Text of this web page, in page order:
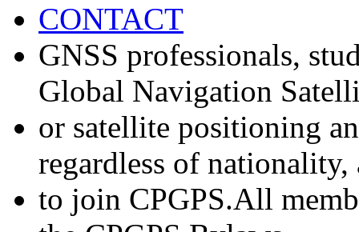
CONTACT
GNSS professionals,
Global Navigation
or satellite positioning
regardless of nationality,
to join CPGPS.All